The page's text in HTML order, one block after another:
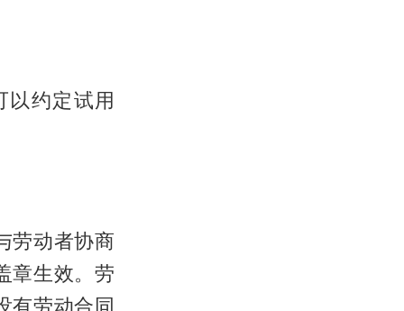
约定试用
劳动者协商
章生效。劳
有劳动合同